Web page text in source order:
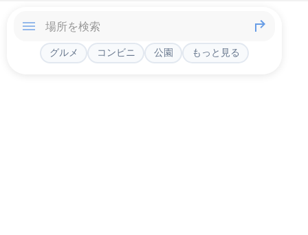
グルメ コンビニ 公園 もっと見る